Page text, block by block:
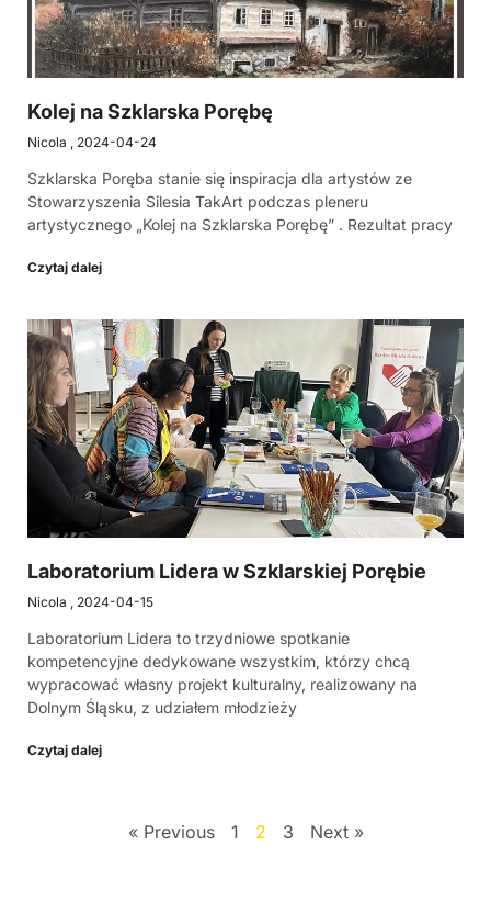
Kolej na Szklarska Porębę
Nicola 2024-04-24
Szklarska Poręba stanie się inspiracja dla artystów ze
Stowarzyszenia Silesia TakArt podczas pleneru
artystycznego „Kolej na Szklarska Porębę” . Rezultat pracy
Czytaj dalej
Laboratorium Lidera w Szklarskiej Porębie
Nicola 2024-04-15
Laboratorium Lidera to trzydniowe spotkanie
kompetencyjne dedykowane wszystkim, którzy chcą
wypracować własny projekt kulturalny, realizowany na
Dolnym Śląsku, z udziałem młodzieży
Czytaj dalej
« Previous 1 2 3 Next »